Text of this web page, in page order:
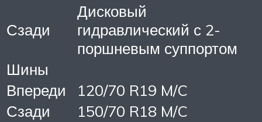
Сзади
Дисковый
гидравлический с 2-
поршневым суппортом
Шины
Впереди
120/70 R19 M/C
Сзади
150/70 R18 M/C